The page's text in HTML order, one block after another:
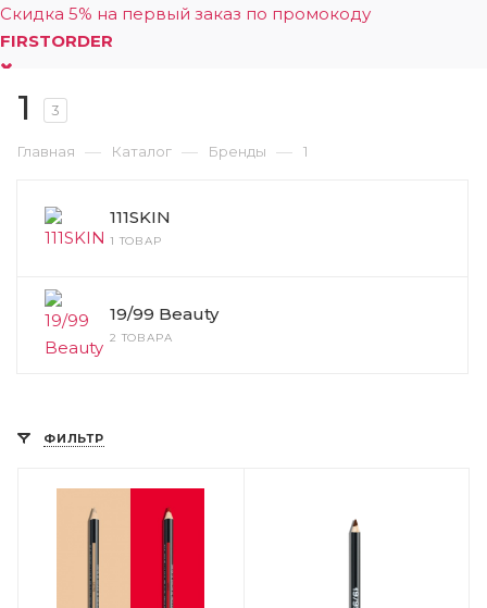
Скидка 5% на первый заказ по промокоду
FIRSTORDER
1 3
Главная — Каталог — Бренды — 1
111SKIN
1 ТОВАР
19/99 Beauty
2 ТОВАРА
ФИЛЬТР